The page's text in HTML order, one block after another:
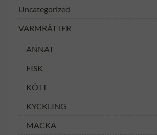
Uncategorized
VARMRÄTTER
ANNAT
FISK
KÖTT
KYCKLING
MACKA